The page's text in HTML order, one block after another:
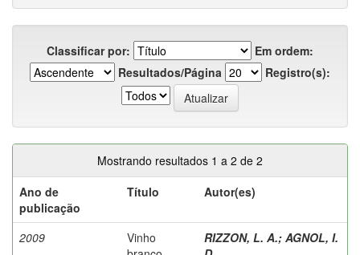
Classificar por:
Em ordem:
Resultados/Página
Registro(s):
Mostrando resultados 1 a 2 de 2
Ano de
publicação
Título Autor(es)
2009
Vinho
RIZZON, L. A.; AGNOL, I.